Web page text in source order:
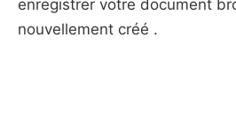
enregistrer votre document
nouvellement créé .